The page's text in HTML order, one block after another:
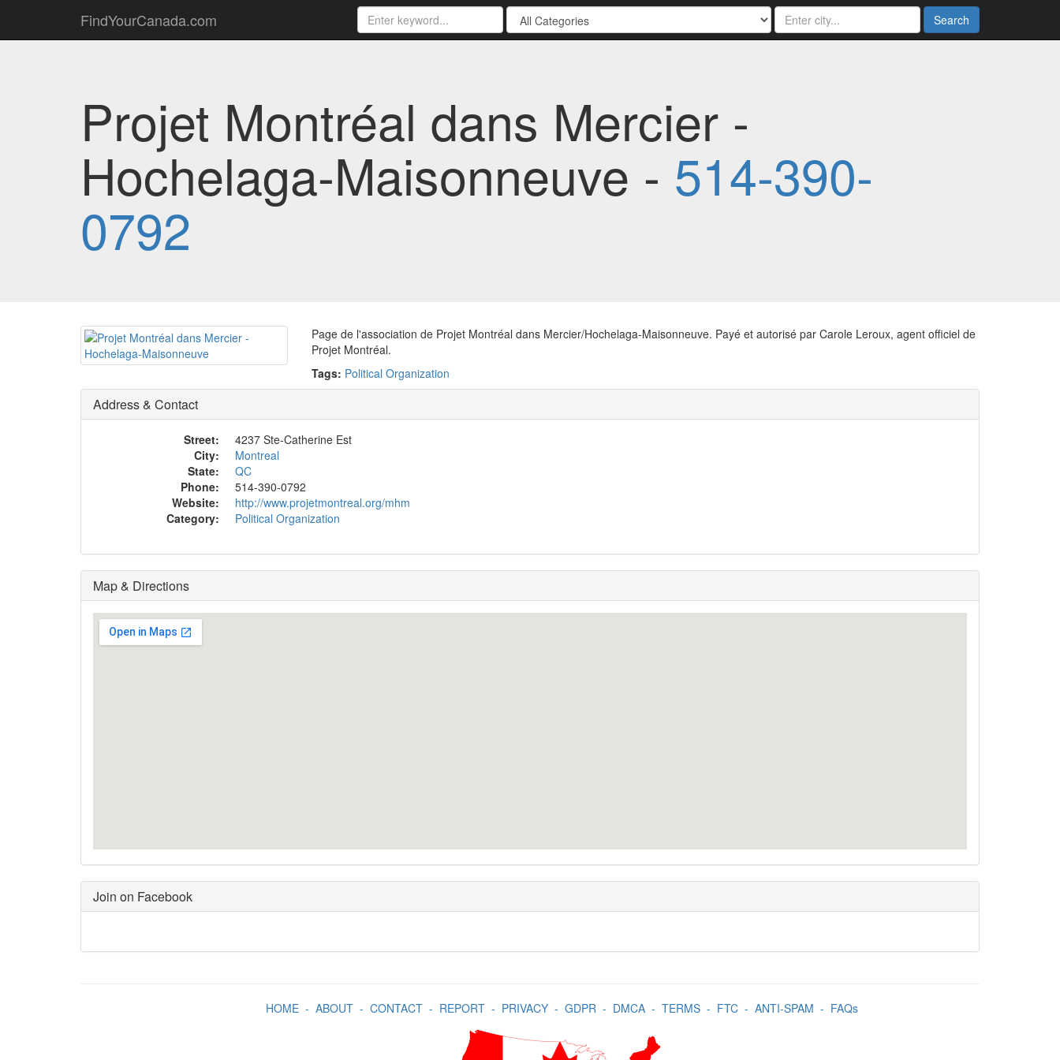
FindYourCanada.com Search
Projet Montréal dans Mercier -
Hochelaga-Maisonneuve - 514-390-
0792
Page de l'association de Projet Montréal dans Mercier/Hochelaga-Maisonneuve. Payé et autorisé par Carole Leroux, agent officiel de
Projet Montréal.
Tags: Political Organization
Address & Contact
Street:
4237 Ste-Catherine Est
City:
Montreal
State:
QC
Phone:
514-390-0792
Website:
http://www.projetmontreal.org/mhm
Category:
Political Organization
Map & Directions
Join on Facebook
HOME- ABOUT- CONTACT- REPORT- PRIVACY- GDPR- DMCA- TERMS- FTC- ANTI-SPAM - FAQs